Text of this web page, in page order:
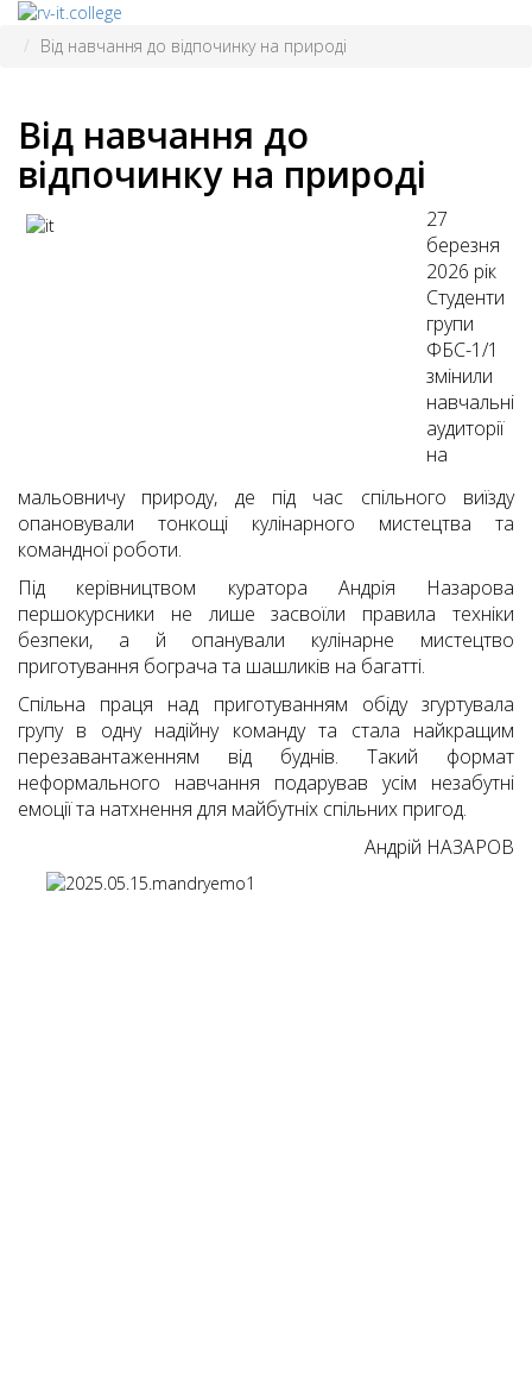
Від навчання до відпочинку на природі
Від навчання до
відпочинку на природі
27
березня
2026 рік
Студенти
групи
ФБС-1/1
змінили
навчальні
аудиторії
на
мальовничу природу, де під час спільного виїзду
опановували тонкощі кулінарного мистецтва та
командної роботи.
Під керівництвом куратора Андрія Назарова
першокурсники не лише засвоїли правила техніки
безпеки, а й опанували кулінарне мистецтво
приготування бограча та шашликів на багатті.
Спільна праця над приготуванням обіду згуртувала
групу в одну надійну команду та стала найкращим
перезавантаженням від буднів. Такий формат
неформального навчання подарував усім незабутні
емоції та натхнення для майбутніх спільних пригод.
Андрій НАЗАРОВ